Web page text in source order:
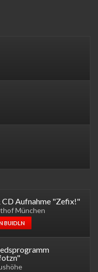
CD Aufnahme "Zefix!"
München
BUIDLN